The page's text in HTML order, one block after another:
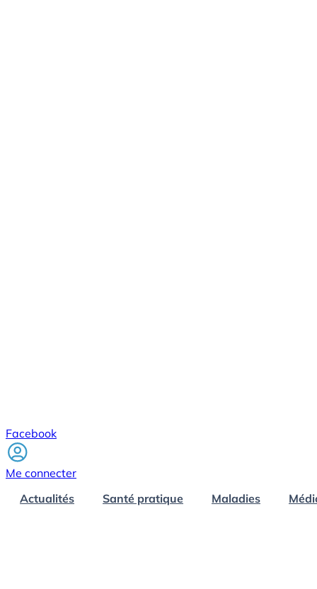
Facebook
Me connecter
Actualités
Santé pratique Maladies